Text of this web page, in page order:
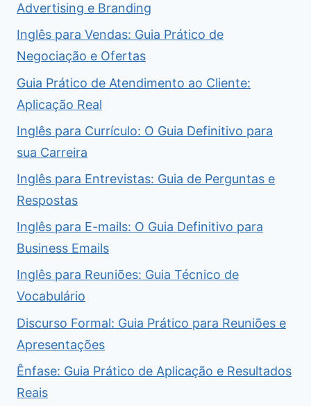
Advertising e Branding
Inglês para Vendas: Guia Prático de
Negociação e Ofertas
Guia Prático de Atendimento ao Cliente:
Aplicação Real
Inglês para Currículo: O Guia Definitivo para
sua Carreira
Inglês para Entrevistas: Guia de Perguntas e
Respostas
Inglês para E-mails: O Guia Definitivo para
Business Emails
Inglês para Reuniões: Guia Técnico de
Vocabulário
Discurso Formal: Guia Prático para Reuniões e
Apresentações
Ênfase: Guia Prático de Aplicação e Resultados
Reais